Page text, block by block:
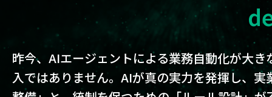
昨今、AIエージェントによる業務自動化が大
入ではありません。AIが真の実力を発揮し、